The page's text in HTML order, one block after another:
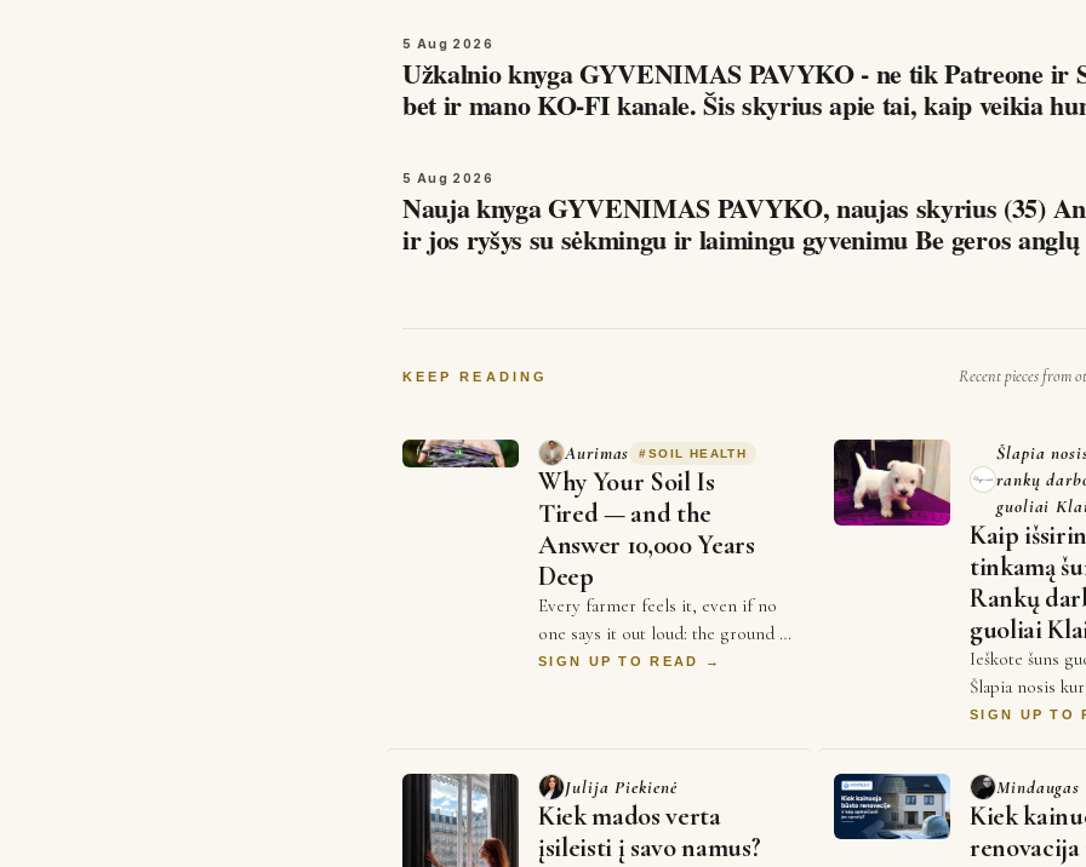
5 Aug 2026
Užkalnio knyga GYVENIMAS PAVYKO - ne tik Patreone ir
bet ir mano KO-FI kanale. Šis skyrius apie tai, kaip veikia
5 Aug 2026
Nauja knyga GYVENIMAS PAVYKO, naujas skyrius (35)
ir jos ryšys su sėkmingu ir laimingu
KEEP READING Recent pieces from
Aurimas #SOIL HEALTH
Why Your Soil Is
Tired — and the
Answer 10,000 Years
Deep
Every farmer feels it, even if no
one says it out loud: the ground is
giving less than it used to. Yields
SIGN UP TO READ →
Šlapia
rankų
guoliai
Kaip
tinkamą
Rankų
guoliai
Ieškote šuns
Šlapia nosis
šunų guolius
klausimai …
SIGN UP TO
Julija Piekienė
Kiek mados verta
įsileisti į savo namus?
Mindaugas
Kiek